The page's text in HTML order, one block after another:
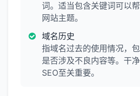
词。适当包含关键词可以
网站主题。
域名历史
指域名过去的使用情况，包
是否涉及不良内容等。干
SEO至关重要。